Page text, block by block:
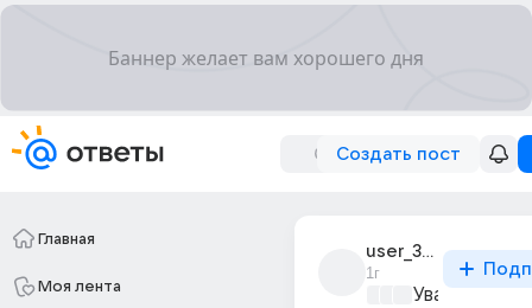
Создать пост
Главная
Моя лента
user_315974897
1г
Уважаемый